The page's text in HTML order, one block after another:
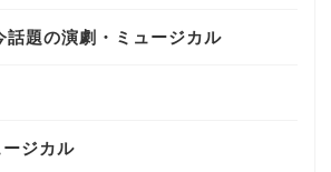
話題の演劇・ミュージカル
ジカル